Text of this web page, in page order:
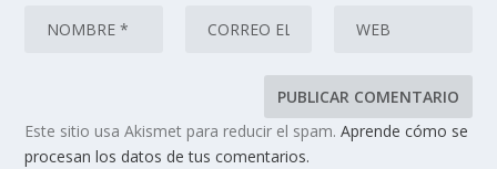
Este sitio usa Akismet para reducir el spam.Aprende cómo se
procesan los datos de tus comentarios.